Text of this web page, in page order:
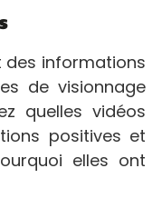
des informations
de visionnage
quelles vidéos
positives et
elles ont